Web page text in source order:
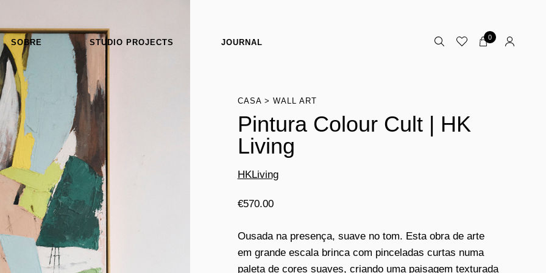
SOBRE STUDIO PROJECTS JOURNAL
0
CASA WALL ART
Pintura Colour Cult | HK
Living
HKLiving
€570.00
Ousada na presença, suave no tom. Esta obra de arte
em grande escala brinca com pinceladas curtas numa
paleta de cores suaves, criando uma paisagem texturada